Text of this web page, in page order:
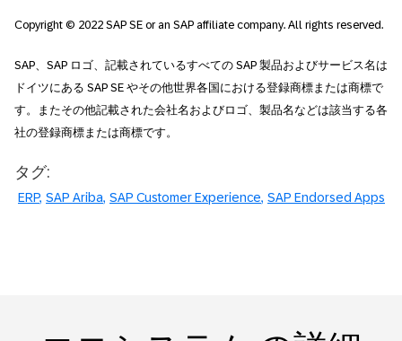
Copyright © 2022 SAP SE or an SAP affiliate company. All rights reserved.
SAP、SAP ロゴ、記載されているすべての SAP 製品およびサービス名は
ドイツにある SAP SE やその他世界各国における登録商標または商標で
す。またその他記載された会社名およびロゴ、製品名などは該当する各
社の登録商標または商標です。
タグ:
ERP SAP Ariba SAP Customer Experience SAP Endorsed Apps